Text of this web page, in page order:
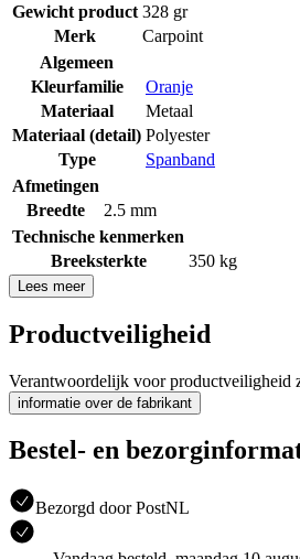
Gewicht product 328 gr
Merk
Carpoint
Algemeen
Kleurfamilie
Oranje
Materiaal
Metaal
Materiaal (detail) Polyester
Type
Spanband
Afmetingen
Breedte
2.5 mm
Technische kenmerken
Breeksterkte
350 kg
Lees meer
Productveiligheid
Verantwoordelijk voor productveiligheid
informatie over de fabrikant
Bestel- en
Bezorgd door PostNL